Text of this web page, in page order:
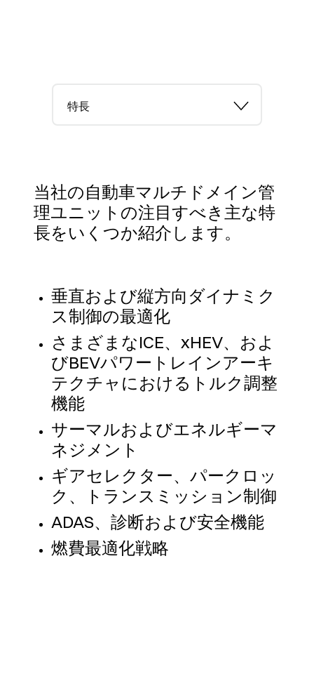
特長
当社の自動車マルチドメイン管
理ユニットの注目すべき主な特
長をいくつか紹介します。
垂直および縦方向ダイナミク
ス制御の最適化
さまざまなICE、xHEV、およ
びBEVパワートレインアーキ
テクチャにおけるトルク調整
機能
サーマルおよびエネルギーマ
ネジメント
ギアセレクター、パークロッ
ク、トランスミッション制御
ADAS、診断および安全機能
燃費最適化戦略